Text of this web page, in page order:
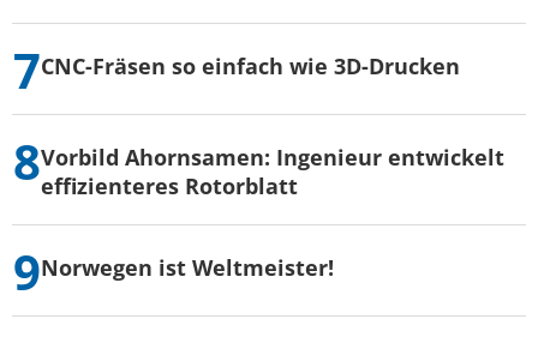
CNC-Fräsen so einfach wie 3D-Drucken
Vorbild Ahornsamen: Ingenieur entwickelt
effizienteres Rotorblatt
Norwegen ist Weltmeister!